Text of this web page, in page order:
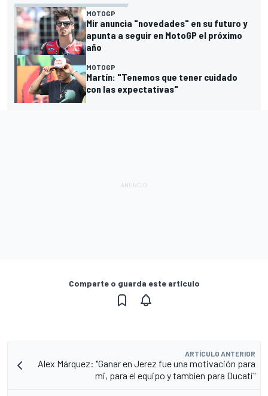
MOTOGP
Mir anuncia "novedades" en su futuro y
apunta a seguir en MotoGP el próximo
año
MOTOGP
Martín: "Tenemos que tener cuidado
con las expectativas"
Comparte o guarda este artículo
ARTÍCULO ANTERIOR
Alex Márquez: "Ganar en Jerez fue una motivación para
mi, para el equipo y tambíen para Ducati"